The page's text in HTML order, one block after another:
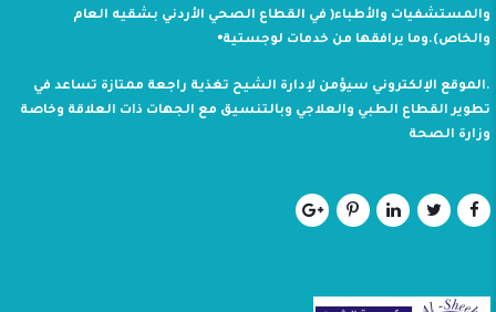
والمستشفيات والأطباء( في القطاع الصحي الأردني بشقيه العام
والخاص).وما يرافقها من خدمات لوجستية⦁
.الموقع الإلكتروني سيؤمن لإدارة الشيح تغذية راجعة ممتازة تساعد في
تطوير القطاع الطبي والعلاجي وبالتنسيق مع الجهات ذات العلاقة وخاصة
وزارة الصحة